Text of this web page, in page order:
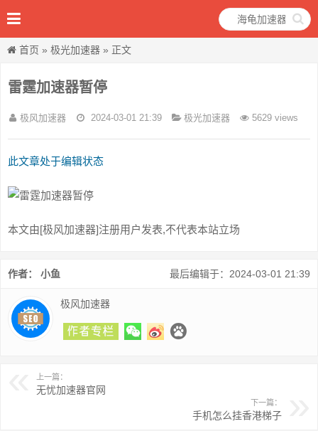
首页 » 极光加速器 » 正文
雷霆加速器暂停
极风加速器 2024-03-01 21:39 极光加速器 5629 views
此文章处于编辑状态
本文由[极风加速器]注册用户发表,不代表本站立场
最后编辑于：2024-03-01 21:39
作者： 小鱼
极风加速器
上一篇：
无忧加速器官网
下一篇：
手机怎么挂香港梯子